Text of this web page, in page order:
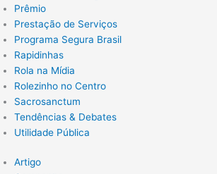
Prêmio
Prestação de Serviços
Programa Segura Brasil
Rapidinhas
Rola na Mídia
Rolezinho no Centro
Sacrosanctum
Tendências & Debates
Utilidade Pública
Artigo